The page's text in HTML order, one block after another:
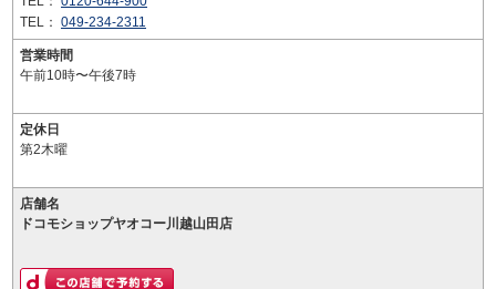
TEL： 049-234-2311
営業時間
午前10時〜午後7時
定休日
第2木曜
店舗名
ドコモショップヤオコー川越山田店